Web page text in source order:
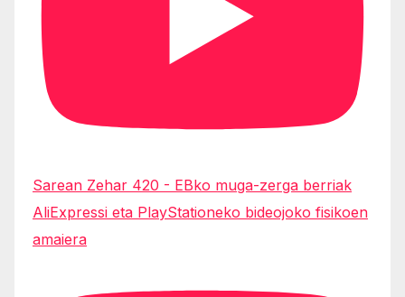
Sarean Zehar 420 - EBko muga-zerga berriak
AliExpressi eta PlayStationeko bideojoko fisikoen
amaiera